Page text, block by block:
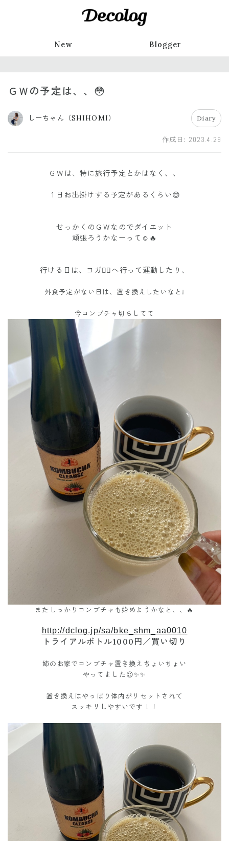
New Blogger
ＧＷの予定は、、😳
しーちゃん（SHIHOMI） Diary
作成日: 2023.4.29
ＧＷは、特に旅行予定とかはなく、、
１日お出掛けする予定があるくらい😌
せっかくのＧＷなのでダイエット
頑張ろうかなーって☺️🔥
行ける日は、ヨガ🧘‍♀️へ行って運動したり、
外食予定がない日は、置き換えしたいなと❕
今コンブチャ切らしてて
またしっかりコンブチャも始めようかなと、、🔥
http://dclog.jp/sa/bke_shm_aa0010
トライアルボトル1000円／買い切り
姉のお家でコンブチャ置き換えちょいちょい
やってました😉✨✨
置き換えはやっぱり体内がリセットされて
スッキリしやすいです！！